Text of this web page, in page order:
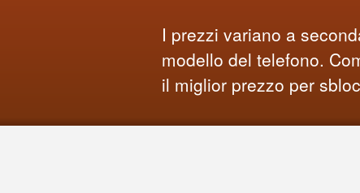
I prezzi variano a
modello del telefono.
il miglior prezzo per